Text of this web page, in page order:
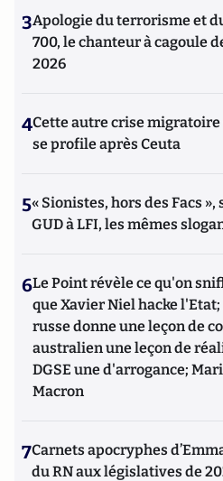
3Apologie du terrorisme et
700, le chanteur à cagoule
2026
4Cette autre crise
se profile après Ceuta
5« Sionistes, hors des Facs
GUD à LFI, les mêmes
6Le Point révèle ce qu'on
que Xavier Niel hacke l'Etat;
russe donne une leçon de
australien une leçon de
DGSE une d'arrogance;
Macron
7Carnets apocryphes
du RN aux législatives de